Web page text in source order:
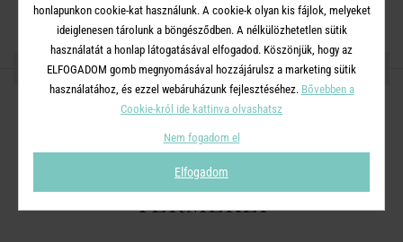
OSZD MEG MÁSOKKAL!
A TERMÉKCSALÁD TOVÁBBI
TERMÉKEI
honlapunkon cookie-kat használunk. A cookie-k olyan kis fájlok, melyeket
ideiglenesen tárolunk a böngésződben. A nélkülözhetetlen sütik
használatát a honlap látogatásával elfogadod. Köszönjük, hogy az
ELFOGADOM gomb megnyomásával hozzájárulsz a marketing sütik
használatához, és ezzel webáruházunk fejlesztéséhez. Bővebben a
Cookie-król ide kattinva olvashatsz
Nem fogadom el
Elfogadom